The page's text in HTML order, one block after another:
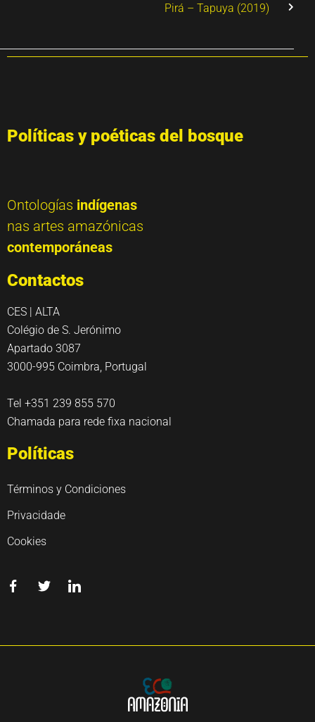
Pirá – Tapuya (2019)
Políticas y poéticas del bosque
Ontologías indígenas
nas artes amazónicas
contemporáneas
Contactos
CES | ALTA
Colégio de S. Jerónimo
Apartado 3087
3000-995 Coimbra, Portugal
Tel +351 239 855 570
Chamada para rede fixa nacional
Políticas
Términos y Condiciones
Privacidade
Cookies